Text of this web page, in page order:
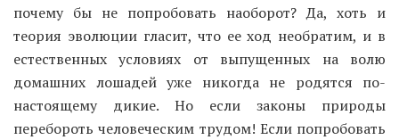
почему бы не попробовать наоборот? Да, хоть и
теория эволюции гласит, что ее ход необратим, и в
естественных условиях от выпущенных на волю
домашних лошадей уже никогда не родятся по-
настоящему дикие. Но если законы природы
перебороть человеческим трудом! Если попробовать